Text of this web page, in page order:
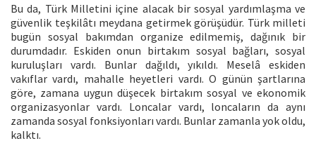
Bu da, Türk Milletini içine alacak bir sosyal yardımlaşma ve
güvenlik teşkilâtı meydana getirmek görüşüdür. Türk milleti
bugün sosyal bakımdan organize edilmemiş, dağınık bir
durumdadır. Eskiden onun birtakım sosyal bağları, sosyal
kuruluşları vardı. Bunlar dağıldı, yıkıldı. Meselâ eskiden
vakıflar vardı, mahalle heyetleri vardı. O günün şartlarına
göre, zamana uygun düşecek birtakım sosyal ve ekonomik
organizasyonlar vardı. Loncalar vardı, loncaların da aynı
zamanda sosyal fonksiyonları vardı. Bunlar zamanla yok oldu,
kalktı.